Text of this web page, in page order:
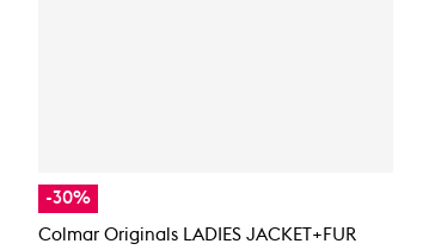
-30%
Colmar Originals LADIES JACKET+FUR